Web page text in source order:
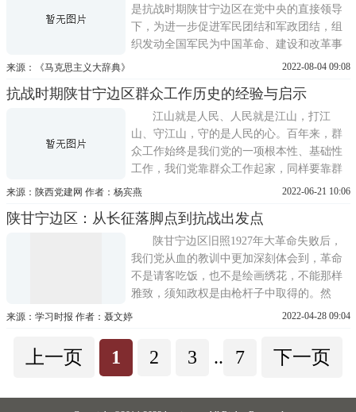
季流行的麻疹、百日咳，
是抗战时期陕甘宁边区在党中央的直接领导
下，为进一步促进军民团结和军政团结，组
织发动全国军民为中国革命、建设和改革事
业团结奋斗的一项社会活动，亦称双拥运
边区兴起，并迅速辐射到全国各抗日根据
地。中共中央进驻延安以后，对密切军政关
系、军民关系尤为重视。在陕
来源：《马克思主义大辞典》 2022-08-04 09:08
抗战时期陕甘宁边区群众工作历史的经验与启示
江山就是人民、人民就是江山，打江
山、守江山，守的是人民的心。百年来，群
众工作始终是我们党的一项根本性、基础性
工作，我们党靠群众工作起家，同样要靠群
众工作实现长期执政。党的百年历史，就是
与人民团结奋斗的历史，就是一部最生动、
最有说服力的教科书。在全面建设社会主义
现代化国家新征程上，我们要适
来源：陕西党建网 作者：杨宾燕 2022-06-21 10:06
陕甘宁边区：从长征落脚点到抗战出发点
陕甘宁边区旧照1927年大革命失败后，
我们党从血的教训中更加深刻体会到，革命
不是请客吃饭，也不是绘画绣花，不能那样
雅致，须知政权是由枪杆子中取得的。然
而，拿起枪杆子的斗争，并非一帆风顺。在
华、旬邑等武装起义，到后来刘志丹、谢子
长、习仲勋等深入陕甘地区国民党和地方军
来源：学习时报 作者：聂文婷 2022-04-28 09:04
上一页 1 2 3 .. 7 下一页